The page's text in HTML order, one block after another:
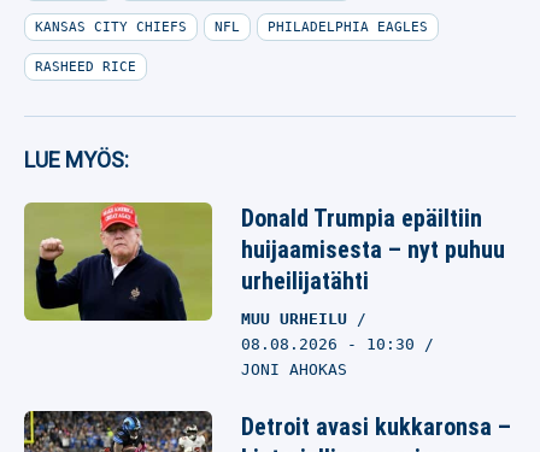
KANSAS CITY CHIEFS NFL PHILADELPHIA EAGLES
RASHEED RICE
LUE MYÖS:
Donald Trumpia epäiltiin
huijaamisesta – nyt puhuu
urheilijatähti
MUU URHEILU
08.08.2026 - 10:30
JONI AHOKAS
Detroit avasi kukkaronsa –